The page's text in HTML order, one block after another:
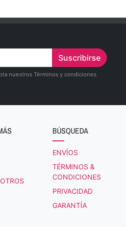
Suscribirse
nuestros Términos y condiciones
BÚSQUEDA
ENVÍOS
TÉRMINOS &
CONDICIONES
PRIVACIDAD
GARANTÍA